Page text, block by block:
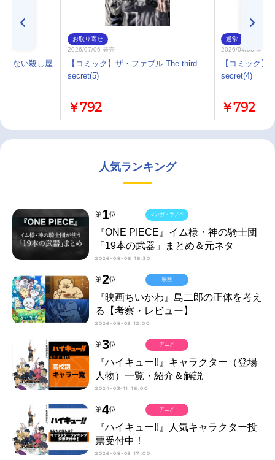
さない殺し屋
お取り寄せ
2026/07/06 発売
【コミック】ザ・ファブル The third
secret(5)
￥792
通常
2026/04/06 発売
【コミック】
secret(4)
￥792
人気ランキング
第1位
『ONE PIECE』イム様・神の騎士団
「19本の武器」まとめ＆元ネタ
2026-08-06 16:30
マンガ・ラノベ
第2位
『映画ちいかわ』島二郎の正体を考え
る【考察・レビュー】
2026-08-03 12:00
映画
第3位
『ハイキュー!!』キャラクター（登場
人物）一覧・紹介＆解説
2024-03-11 16:00
アニメ
第4位
『ハイキュー!!』人気キャラクター投
票受付中！
2026-08-03 17:00
アニメ